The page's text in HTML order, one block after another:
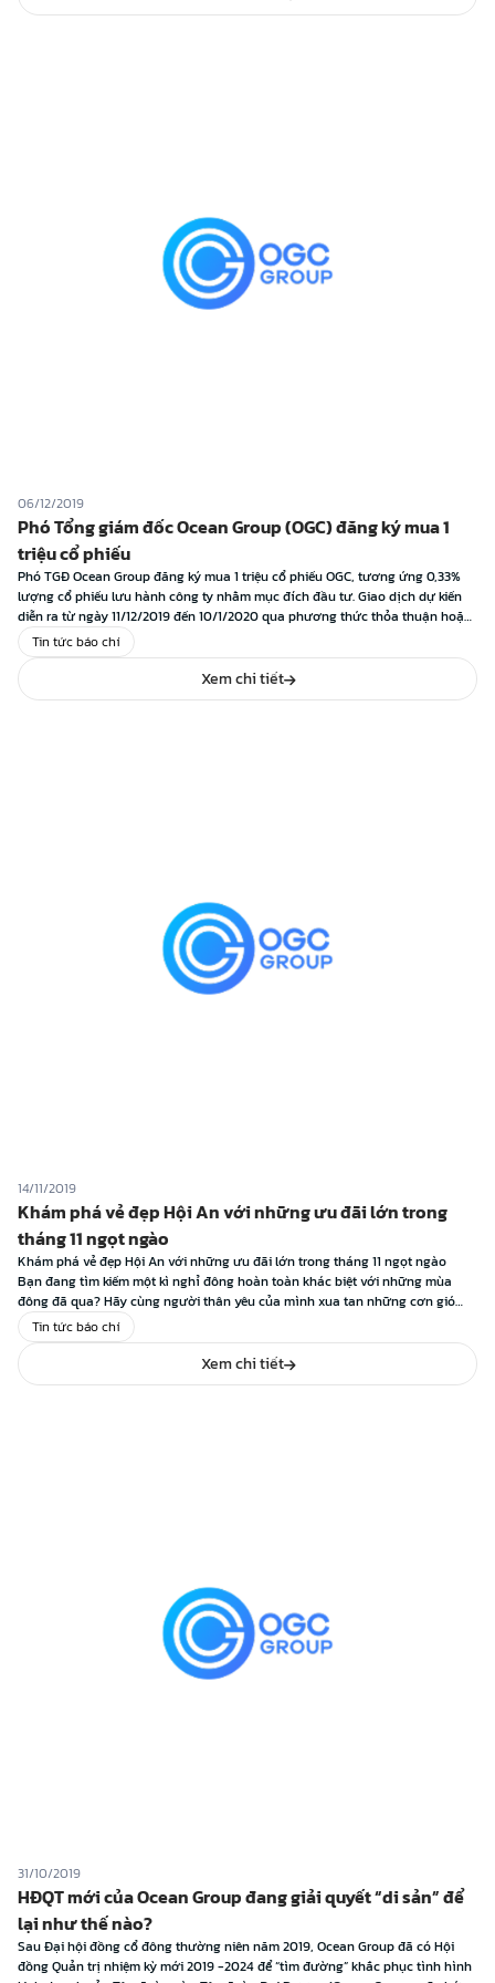
06/12/2019
Tin tức báo chí
Phó Tổng giám đốc Ocean Group (OGC) đăng ký mua 1
triệu cổ phiếu
Phó TGĐ Ocean Group đăng ký mua 1 triệu cổ phiếu OGC, tương ứng 0,33%
lượng cổ phiếu lưu hành công ty nhằm mục đích đầu tư. Giao dịch dự kiến
diễn ra từ ngày 11/12/2019 đến 10/1/2020 qua phương thức thỏa thuận hoặc
khớp lệnh. Bà Nguyễn Thị Dung – Phó TGĐ CTCP Tập […]
Xem chi tiết
14/11/2019
Tin tức báo chí
Khám phá vẻ đẹp Hội An với những ưu đãi lớn trong
tháng 11 ngọt ngào
Khám phá vẻ đẹp Hội An với những ưu đãi lớn trong tháng 11 ngọt ngào
Bạn đang tìm kiếm một kì nghỉ đông hoàn toàn khác biệt với những mùa
đông đã qua? Hãy cùng người thân yêu của mình xua tan những cơn gió
lạnh, tận hưởng những ngày dài nghỉ ngơi […]
Xem chi tiết
31/10/2019
HĐQT mới của Ocean Group đang giải quyết “di sản” để
lại như thế nào?
Sau Đại hội đồng cổ đông thường niên năm 2019, Ocean Group đã có Hội
đồng Quản trị nhiệm kỳ mới 2019 -2024 để “tìm đường” khắc phục tình hình